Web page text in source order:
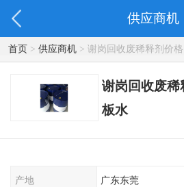
供应商机
首页> 供应商机> 谢岗回收废稀释剂价
谢岗回收废稀
板水
产地 广东东莞